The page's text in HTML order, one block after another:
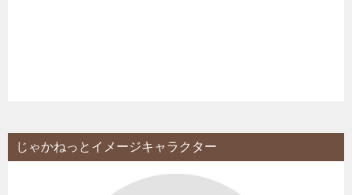
じゃかねっとイメージキャラクター